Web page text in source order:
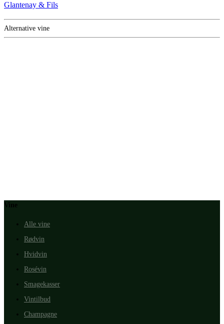
Glantenay & Fils
Alternative vine
Vine
Alle vine
Rødvin
Hvidvin
Rosévin
Smagekasser
Vintilbud
Champagne